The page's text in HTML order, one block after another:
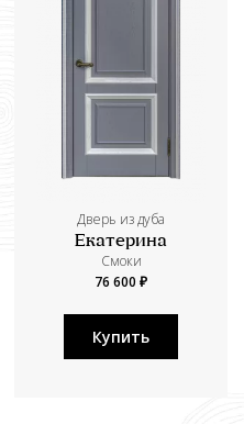
Дверь из дуба
Екатерина
Смоки
76 600 ₽
Купить